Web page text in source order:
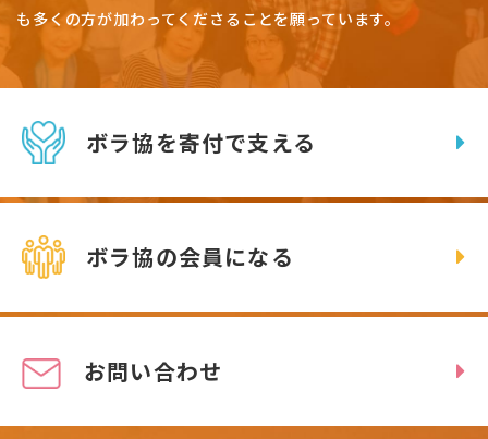
も多くの方が加わってくださることを願っています。
ボラ協を寄付で支える
ボラ協の会員になる
お問い合わせ